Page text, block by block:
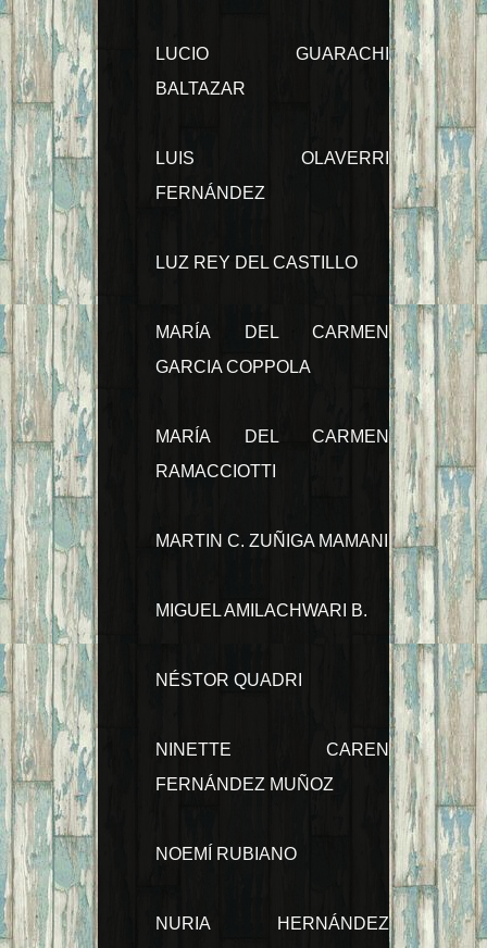
LUCIO GUARACHI
BALTAZAR
LUIS OLAVERRI
FERNÁNDEZ
LUZ REY DEL CASTILLO
MARÍA DEL CARMEN
GARCIA COPPOLA
MARÍA DEL CARMEN
RAMACCIOTTI
MARTIN C. ZUÑIGA MAMANI
MIGUEL AMILACHWARI B.
NÉSTOR QUADRI
NINETTE CAREN
FERNÁNDEZ MUÑOZ
NOEMÍ RUBIANO
NURIA HERNÁNDEZ